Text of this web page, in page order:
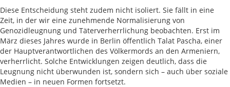
Diese Entscheidung steht zudem nicht isoliert. Sie fällt in eine
Zeit, in der wir eine zunehmende Normalisierung von
Genozidleugnung und Täterverherrlichung beobachten. Erst im
März dieses Jahres wurde in Berlin öffentlich Talat Pascha, einer
der Hauptverantwortlichen des Völkermords an den Armeniern,
verherrlicht. Solche Entwicklungen zeigen deutlich, dass die
Leugnung nicht überwunden ist, sondern sich – auch über soziale
Medien – in neuen Formen fortsetzt.